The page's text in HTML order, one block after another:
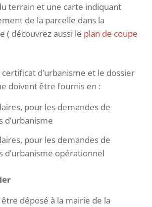
terrain et une carte indiquant
de la parcelle dans la
( découvrez aussi le plan de coupe
d’urbanisme et le dossier
doivent être fournis en :
pour les demandes de
d’urbanisme
pour les demandes de
d’urbanisme opérationnel
déposé à la mairie de la